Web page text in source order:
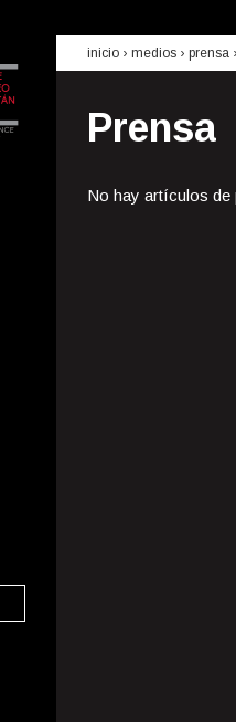
inicio › medios › prensa
Prensa
No hay artículos de